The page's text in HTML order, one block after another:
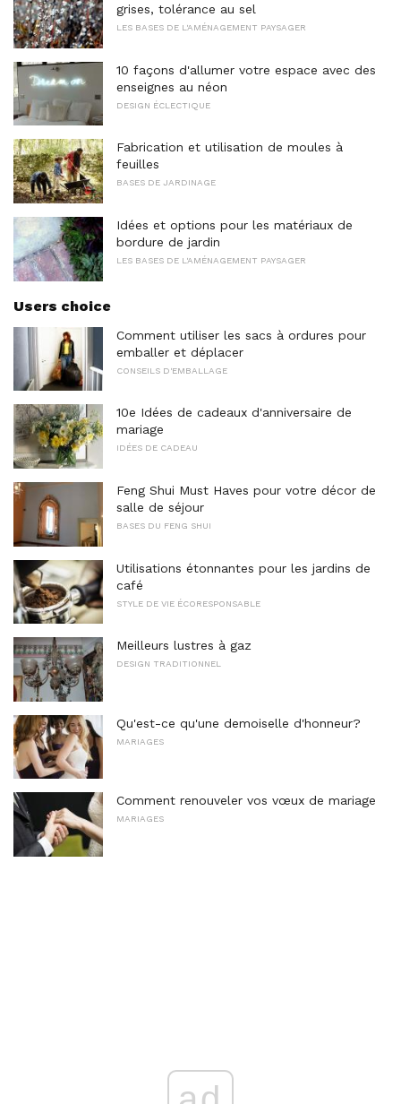
grises, tolérance au sel
LES BASES DE L'AMÉNAGEMENT PAYSAGER
10 façons d'allumer votre espace avec des
enseignes au néon
DESIGN ÉCLECTIQUE
Fabrication et utilisation de moules à
feuilles
BASES DE JARDINAGE
Idées et options pour les matériaux de
bordure de jardin
LES BASES DE L'AMÉNAGEMENT PAYSAGER
Users choice
Comment utiliser les sacs à ordures pour
emballer et déplacer
CONSEILS D'EMBALLAGE
10e Idées de cadeaux d'anniversaire de
mariage
IDÉES DE CADEAU
Feng Shui Must Haves pour votre décor de
salle de séjour
BASES DU FENG SHUI
Utilisations étonnantes pour les jardins de
café
STYLE DE VIE ÉCORESPONSABLE
Meilleurs lustres à gaz
DESIGN TRADITIONNEL
Qu'est-ce qu'une demoiselle d'honneur?
MARIAGES
Comment renouveler vos vœux de mariage
MARIAGES